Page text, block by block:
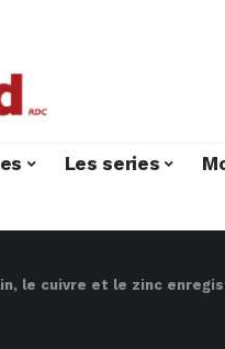
Les series
et le zinc enregistrent une hausse,